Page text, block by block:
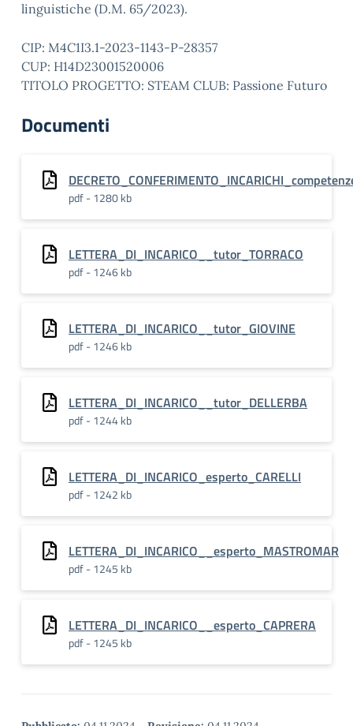
linguistiche (D.M. 65/2023).
CIP: M4C1I3.1-2023-1143-P-28357
CUP: H14D23001520006
TITOLO PROGETTO: STEAM CLUB: Passione Futuro
Documenti
pdf - 1280 kb
LETTERA_DI_INCARICO__tutor_TORRACO
pdf - 1246 kb
LETTERA_DI_INCARICO__tutor_GIOVINE
pdf - 1246 kb
LETTERA_DI_INCARICO__tutor_DELLERBA
pdf - 1244 kb
LETTERA_DI_INCARICO_esperto_CARELLI
pdf - 1242 kb
LETTERA_DI_INCARICO__esperto_MASTROMAR
pdf - 1245 kb
LETTERA_DI_INCARICO__esperto_CAPRERA
pdf - 1245 kb